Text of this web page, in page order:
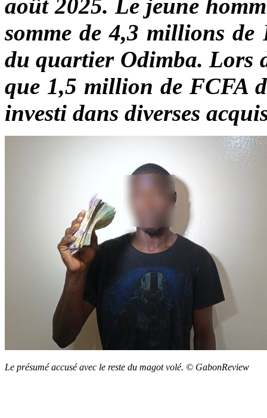
août 2025. Le jeune
somme de 4,3 millions
du quartier Odimba. Lors
que 1,5 million de FCFA
investi dans diverses
Le présumé accusé avec le reste du magot volé. © GabonReview